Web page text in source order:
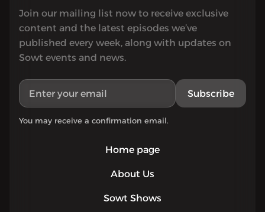
Home page
About Us
Sowt Shows
Join our mailing list now to receive exclusive
content and the latest episodes we’ve
published every week, along with updates on
Sowt events and news.
Subscribe
You may receive a confirmation email.